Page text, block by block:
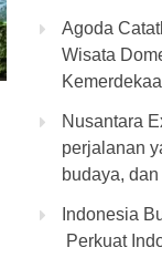
Agoda
Wisata
Nusantara
perjalanan
budaya,
Indonesia
Perkuat